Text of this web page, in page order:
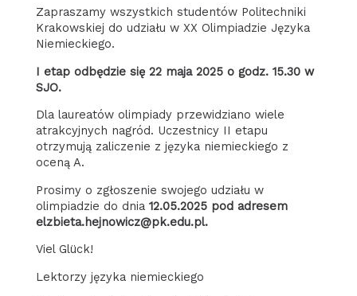
Zapraszamy wszystkich studentów Politechniki
Krakowskiej do udziału w XX Olimpiadzie Języka
Niemieckiego.
I etap odbędzie się 22 maja 2025 o godz. 15.30 w
SJO.
Dla laureatów olimpiady przewidziano wiele
atrakcyjnych nagród. Uczestnicy II etapu
otrzymują zaliczenie z języka niemieckiego z
oceną A.
Prosimy o zgłoszenie swojego udziału w
olimpiadzie do dnia 12.05.2025 pod adresem
elzbieta.hejnowicz@pk.edu.pl.
Viel Glück!
Lektorzy języka niemieckiego